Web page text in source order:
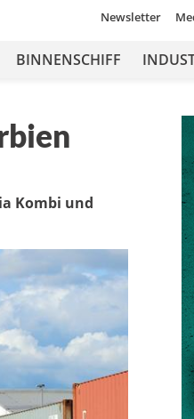
Newsletter
BINNENSCHIFF
Kombi und